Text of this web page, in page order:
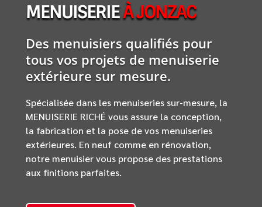
MENUISERIEÀ JONZAC
Des menuisiers qualifiés pour
tous vos projets de menuiserie
extérieure sur mesure.
Spécialisée dans les menuiseries sur-mesure, la
MENUISERIE RICHÉ vous assure la conception,
la fabrication et la pose de vos menuiseries
extérieures. En neuf comme en rénovation,
notre menuisier vous propose des prestations
aux finitions parfaites.